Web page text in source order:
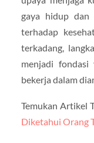
gaya hidup dan
terhadap
terkadang,
menjadi fondasi
bekerja dalam
Temukan Artikel
Diketahui Orang